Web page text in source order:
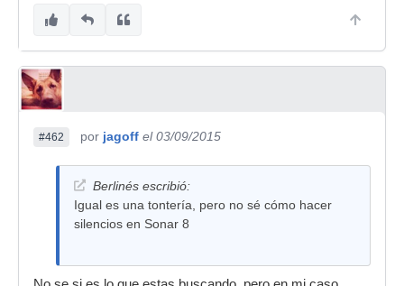
#462 por jagoff el 03/09/2015
Berlinés escribió:
Igual es una tontería, pero no sé cómo hacer
silencios en Sonar 8